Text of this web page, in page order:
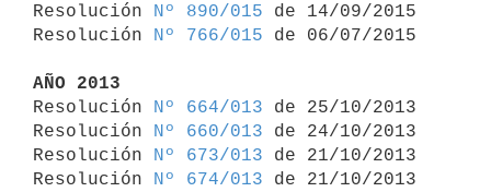
Resolución
Nº 890/015 de 14/09/2015
Resolución
Nº 766/015 de 06/07/2015
AÑO 2013
Resolución
Nº 664/013 de 25/10/2013
Resolución
Nº 660/013 de 24/10/2013
Resolución
Nº 673/013 de 21/10/2013
Resolución
Nº 674/013 de 21/10/2013